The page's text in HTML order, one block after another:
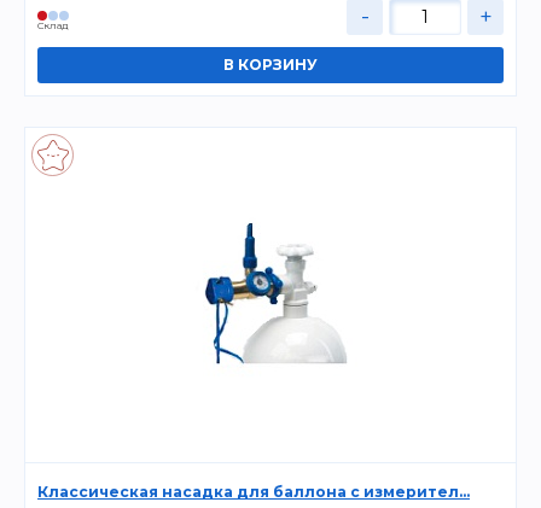
Склад - +
Классическая насадка для баллона с измерител...